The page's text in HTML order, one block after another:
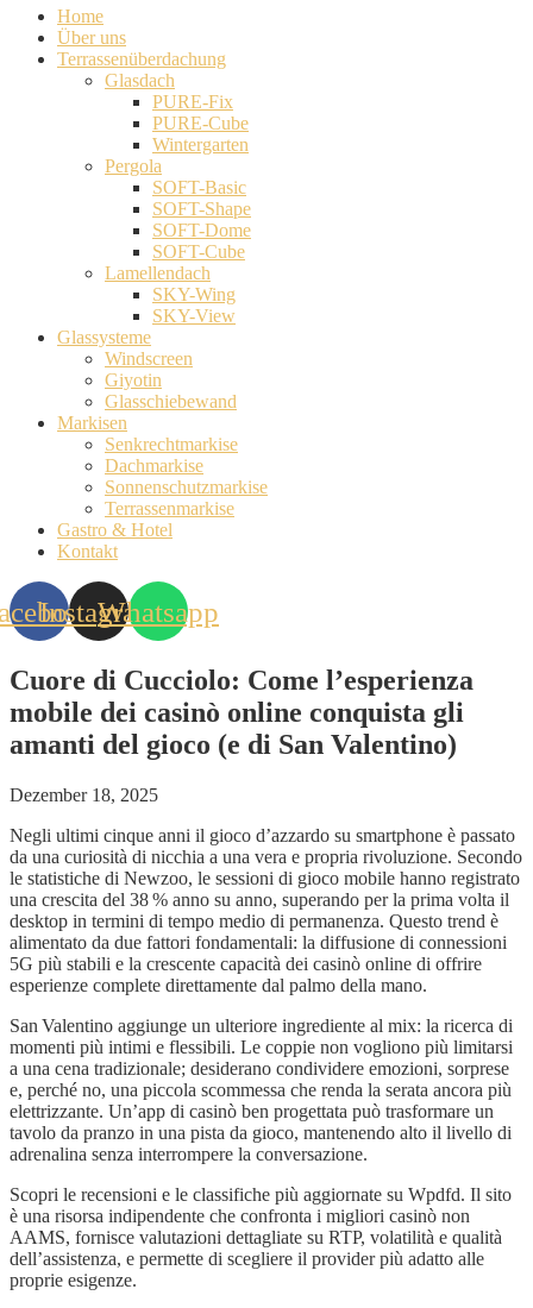
Home
Über uns
Terrassenüberdachung
Glasdach
PURE-Fix
PURE-Cube
Wintergarten
Pergola
SOFT-Basic
SOFT-Shape
SOFT-Dome
SOFT-Cube
Lamellendach
SKY-Wing
SKY-View
Glassysteme
Windscreen
Giyotin
Glasschiebewand
Markisen
Senkrechtmarkise
Dachmarkise
Sonnenschutzmarkise
Terrassenmarkise
Gastro & Hotel
Kontakt
InstagramWhatsapp
Cuore di Cucciolo: Come l’esperienza
mobile dei casinò online conquista gli
amanti del gioco (e di San Valentino)
Dezember 18, 2025
Negli ultimi cinque anni il gioco d’azzardo su smartphone è passato
da una curiosità di nicchia a una vera e propria rivoluzione. Secondo
le statistiche di Newzoo, le sessioni di gioco mobile hanno registrato
una crescita del 38 % anno su anno, superando per la prima volta il
desktop in termini di tempo medio di permanenza. Questo trend è
alimentato da due fattori fondamentali: la diffusione di connessioni
5G più stabili e la crescente capacità dei casinò online di offrire
esperienze complete direttamente dal palmo della mano.
San Valentino aggiunge un ulteriore ingrediente al mix: la ricerca di
momenti più intimi e flessibili. Le coppie non vogliono più limitarsi
a una cena tradizionale; desiderano condividere emozioni, sorprese
e, perché no, una piccola scommessa che renda la serata ancora più
elettrizzante. Un’app di casinò ben progettata può trasformare un
tavolo da pranzo in una pista da gioco, mantenendo alto il livello di
adrenalina senza interrompere la conversazione.
Scopri le recensioni e le classifiche più aggiornate su Wpdfd. Il sito
è una risorsa indipendente che confronta i migliori casinò non
AAMS, fornisce valutazioni dettagliate su RTP, volatilità e qualità
dell’assistenza, e permette di scegliere il provider più adatto alle
proprie esigenze.